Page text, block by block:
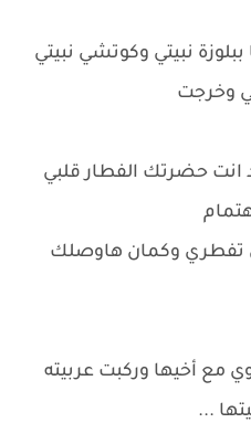
نبيتي وكوتشي نبيتي
وخرجت
انت حضرتك الفطار قلبي
تفطري وكمان هاوصلك
مع أخيها وركبت عربيته
...